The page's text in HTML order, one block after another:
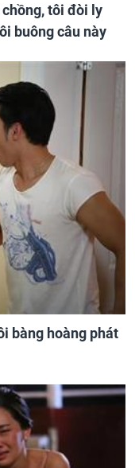
tôi đòi ly
buông câu này
bàng hoàng phát